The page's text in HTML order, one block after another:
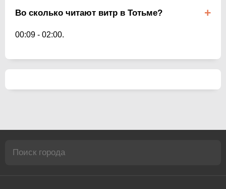
Во сколько читают витр в Тотьме?
00:09 - 02:00.